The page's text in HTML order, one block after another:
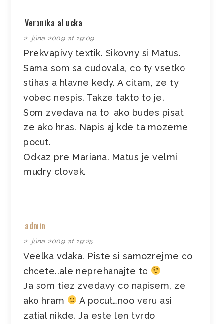
Veronika al ucka
2. júna 2009 at 19:09
Prekvapivy textik. Sikovny si Matus.
Sama som sa cudovala, co ty vsetko
stihas a hlavne kedy. A citam, ze ty
vobec nespis. Takze takto to je.
Som zvedava na to, ako budes pisat
ze ako hras. Napis aj kde ta mozeme
pocut.
Odkaz pre Mariana. Matus je velmi
mudry clovek.
admin
2. júna 2009 at 19:25
Veelka vdaka. Piste si samozrejme co
chcete..ale neprehanajte to
Ja som tiez zvedavy co napisem, ze
ako hram
A pocut…noo veru asi
zatial nikde. Ja este len tvrdo